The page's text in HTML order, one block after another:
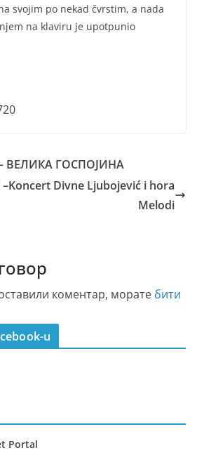
svojim po nekad čvrstim, a nada
na klaviru je upotpunio
ВЕЛИКА ГОСПОЈИНА
Divne Ljubojević i hora
Melodi
коментар, морате бити
u
Portal